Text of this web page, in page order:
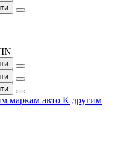
маркам авто К другим